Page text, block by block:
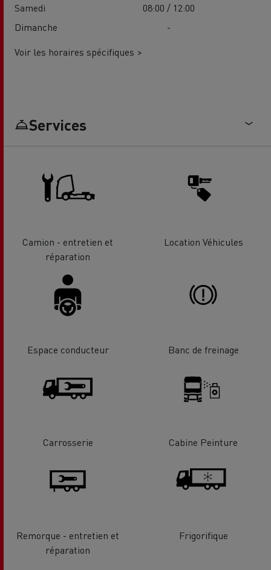
Samedi
08:00 / 12:00
Dimanche
-
Voir les horaires spécifiques >
Services
Camion - entretien et
réparation
Location Véhicules
Espace conducteur Banc de freinage
Carrosserie Cabine Peinture
Remorque - entretien et
réparation
Frigorifique